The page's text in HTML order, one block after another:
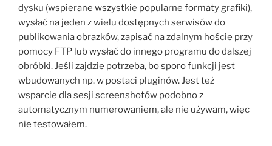
dysku (wspierane wszystkie popularne formaty grafiki),
wysłać na jeden z wielu dostępnych serwisów do
publikowania obrazków, zapisać na zdalnym hoście przy
pomocy FTP lub wysłać do innego programu do dalszej
obróbki. Jeśli zajdzie potrzeba, bo sporo funkcji jest
wbudowanych np. w postaci pluginów. Jest też
wsparcie dla sesji screenshotów podobno z
automatycznym numerowaniem, ale nie używam, więc
nie testowałem.